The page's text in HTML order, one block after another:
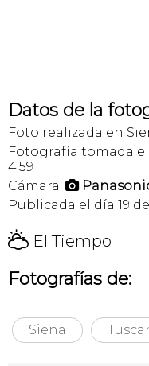
Datos de la
Foto realizada en
Fotografía tomada el
4:59
Cámara: 
Publicada el día 19
H El Tiempo
Fotografías de:
Siena